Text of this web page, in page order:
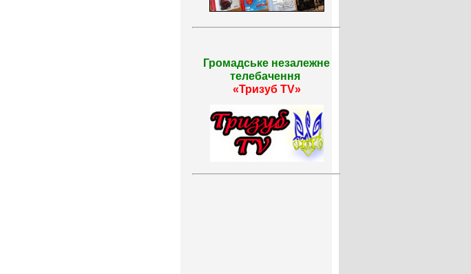
Громадське незалежне
телебачення
«Тризуб TV»